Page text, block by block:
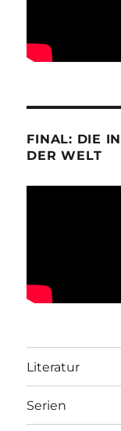
FINAL: DIE
DER WELT
Literatur
Serien